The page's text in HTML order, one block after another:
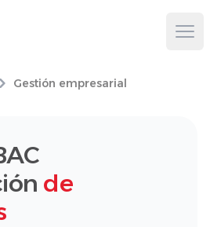
Gestión empresarial
de